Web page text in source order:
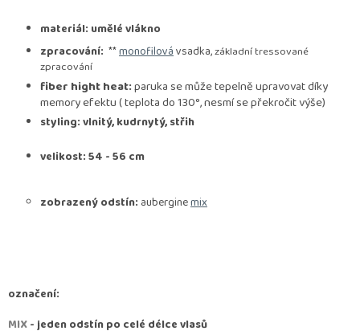
materiál: umělé vlákno
zpracování: **monofilovávsadka,základní tressované
zpracování
fiber hight heat:paruka se může tepelně upravovat díky
memory efektu ( teplota do 130°, nesmí se překročit výše)
styling: vlnitý, kudrnytý, střih
velikost: 54 - 56 cm
zobrazený odstín: auberginemix
označení:
MIX- jeden odstín po celé délce vlasů